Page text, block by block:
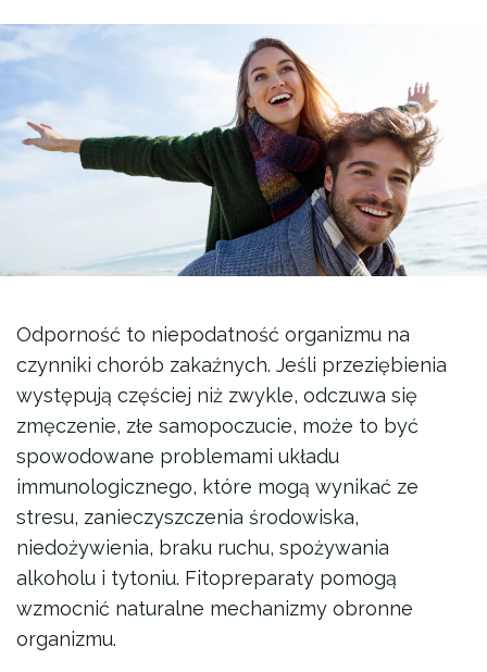
Odporność to niepodatność organizmu na
czynniki chorób zakaźnych. Jeśli przeziębienia
występują częściej niż zwykle, odczuwa się
zmęczenie, złe samopoczucie, może to być
spowodowane problemami układu
immunologicznego, które mogą wynikać ze
stresu, zanieczyszczenia środowiska,
niedożywienia, braku ruchu, spożywania
alkoholu i tytoniu. Fitopreparaty pomogą
wzmocnić naturalne mechanizmy obronne
organizmu.